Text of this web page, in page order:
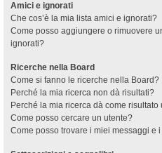
Amici e ignorati
Che cos’è la mia lista amici e ignorati?
Come posso aggiungere o rimuovere
ignorati?
Ricerche nella Board
Come si fanno le ricerche nella Board?
Perché la mia ricerca non dà risultati?
Perché la mia ricerca dà come
Come posso cercare un utente?
Come posso trovare i miei messaggi e